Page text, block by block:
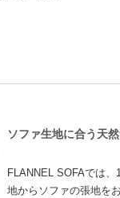
ソファ生地に合う天
FLANNEL SOFAでは、
地からソファの張地を